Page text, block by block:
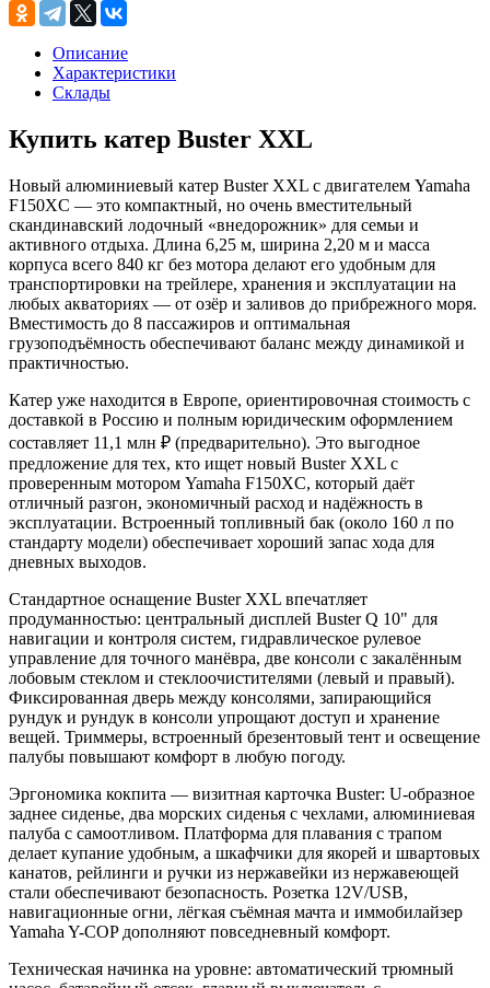
Описание
Характеристики
Склады
Купить катер Buster XXL
Новый алюминиевый катер Buster XXL с двигателем Yamaha
F150XC — это компактный, но очень вместительный
скандинавский лодочный «внедорожник» для семьи и
активного отдыха. Длина 6,25 м, ширина 2,20 м и масса
корпуса всего 840 кг без мотора делают его удобным для
транспортировки на трейлере, хранения и эксплуатации на
любых акваториях — от озёр и заливов до прибрежного моря.
Вместимость до 8 пассажиров и оптимальная
грузоподъёмность обеспечивают баланс между динамикой и
практичностью.​
Катер уже находится в Европе, ориентировочная стоимость с
доставкой в Россию и полным юридическим оформлением
составляет 11,1 млн ₽ (предварительно). Это выгодное
предложение для тех, кто ищет новый Buster XXL с
проверенным мотором Yamaha F150XC, который даёт
отличный разгон, экономичный расход и надёжность в
эксплуатации. Встроенный топливный бак (около 160 л по
стандарту модели) обеспечивает хороший запас хода для
дневных выходов.​
Стандартное оснащение Buster XXL впечатляет
продуманностью: центральный дисплей Buster Q 10" для
навигации и контроля систем, гидравлическое рулевое
управление для точного манёвра, две консоли с закалённым
лобовым стеклом и стеклоочистителями (левый и правый).
Фиксированная дверь между консолями, запирающийся
рундук и рундук в консоли упрощают доступ и хранение
вещей. Триммеры, встроенный брезентовый тент и освещение
палубы повышают комфорт в любую погоду.​
Эргономика кокпита — визитная карточка Buster: U-образное
заднее сиденье, два морских сиденья с чехлами, алюминиевая
палуба с самоотливом. Платформа для плавания с трапом
делает купание удобным, а шкафчики для якорей и швартовых
канатов, рейлинги и ручки из нержавейки из нержавеющей
стали обеспечивают безопасность. Розетка 12V/USB,
навигационные огни, лёгкая съёмная мачта и иммобилайзер
Yamaha Y-COP дополняют повседневный комфорт.​
Техническая начинка на уровне: автоматический трюмный